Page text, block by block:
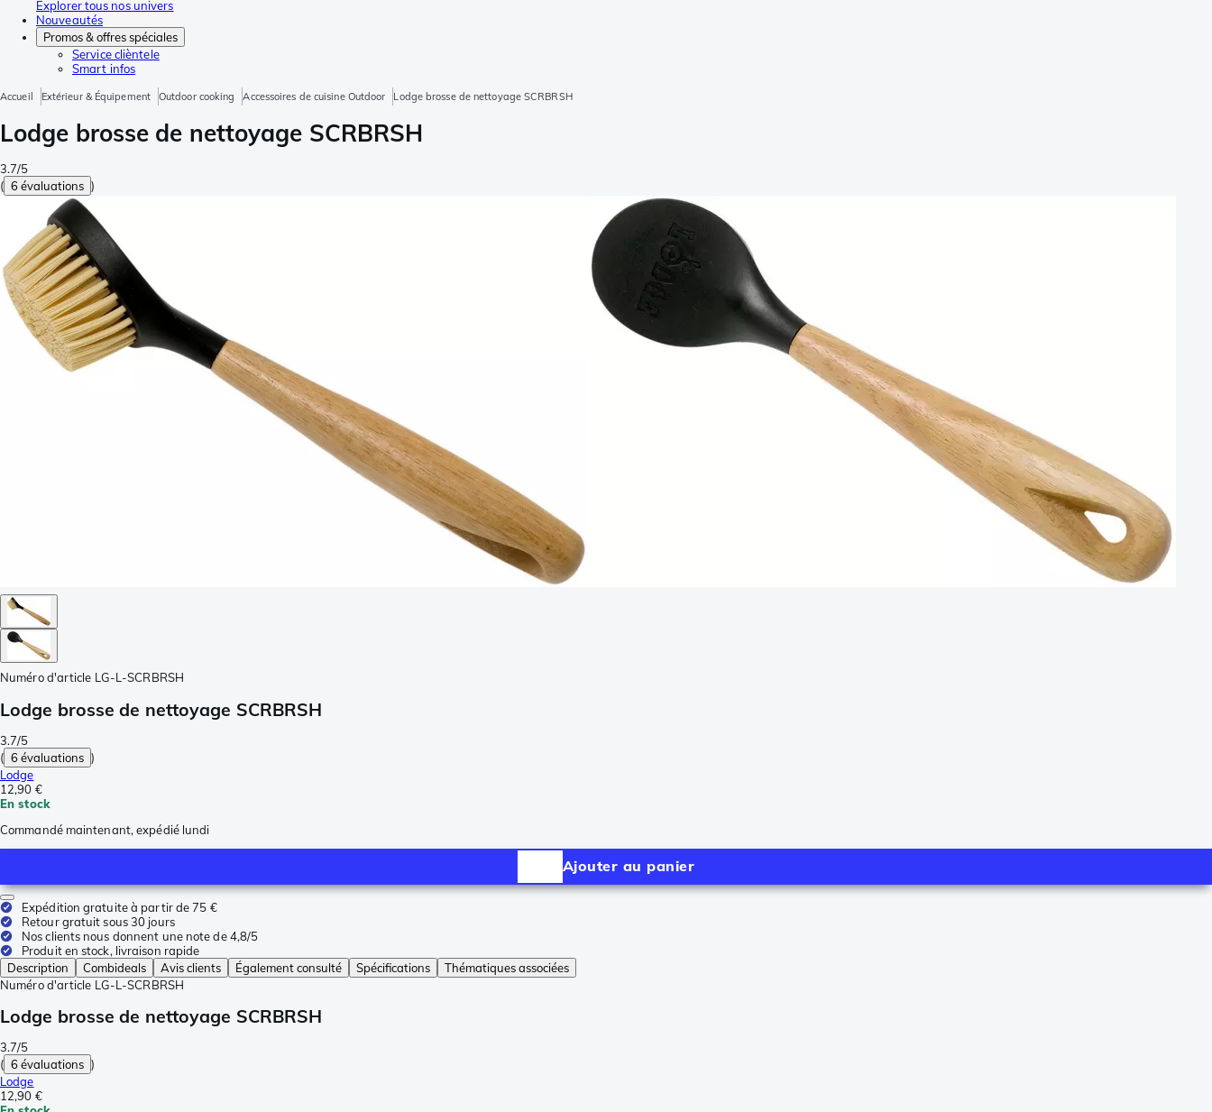
Explorer tous nos univers
Nouveautés
Promos & offres spéciales
Service clièntele
Smart infos
Accueil Extérieur & Équipement Outdoor cooking Accessoires de cuisine Outdoor Lodge brosse de nettoyage SCRBRSH
Lodge brosse de nettoyage SCRBRSH
3.7/5
( 6 évaluations )
Numéro d'article LG-L-SCRBRSH
Lodge brosse de nettoyage SCRBRSH
3.7/5
( 6 évaluations )
Lodge
12,90 €
En stock
Commandé maintenant, expédié lundi
Ajouter au panier
Expédition gratuite à partir de 75 €
Retour gratuit sous 30 jours
Nos clients nous donnent une note de 4,8/5
Produit en stock, livraison rapide
Description
Combideals Avis clients Également consulté Spécifications
Thématiques associées
Numéro d'article LG-L-SCRBRSH
Lodge brosse de nettoyage SCRBRSH
3.7/5
( 6 évaluations )
Lodge
12,90 €